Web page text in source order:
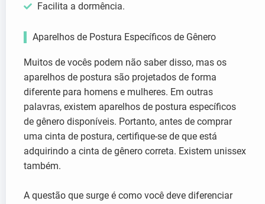
Facilita a dormência.
Aparelhos de Postura Específicos de Gênero
Muitos de vocês podem não saber disso, mas os
aparelhos de postura são projetados de forma
diferente para homens e mulheres. Em outras
palavras, existem aparelhos de postura específicos
de gênero disponíveis. Portanto, antes de comprar
uma cinta de postura, certifique-se de que está
adquirindo a cinta de gênero correta. Existem unissex
também.
A questão que surge é como você deve diferenciar